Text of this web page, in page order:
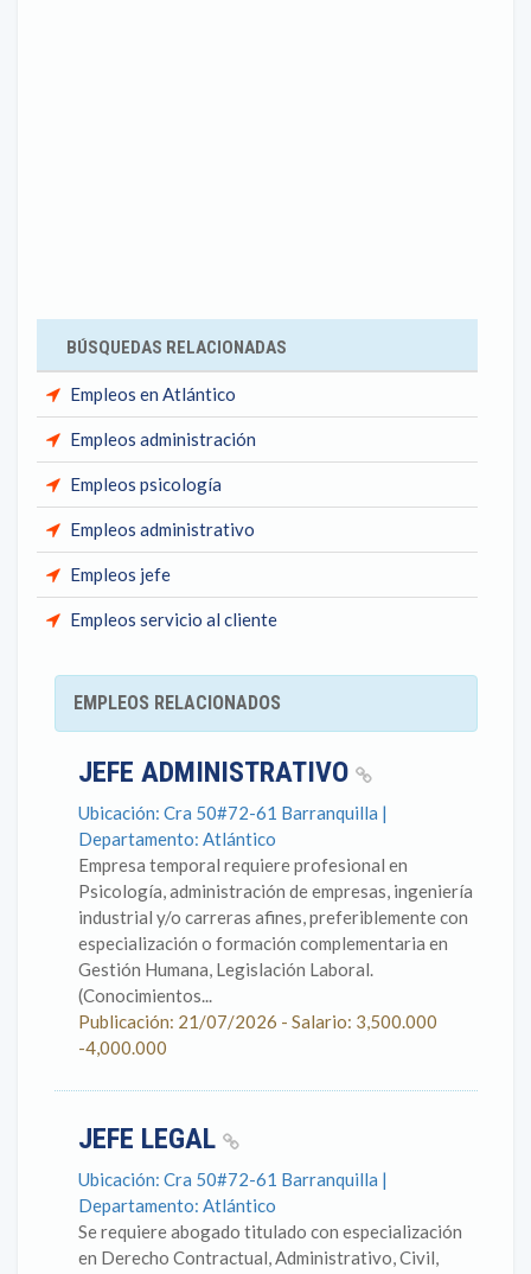
BÚSQUEDAS RELACIONADAS
Empleos en Atlántico
Empleos administración
Empleos psicología
Empleos administrativo
Empleos jefe
Empleos servicio al cliente
EMPLEOS RELACIONADOS
JEFE ADMINISTRATIVO
Ubicación: Cra 50#72-61 Barranquilla |
Departamento: Atlántico
Empresa temporal requiere profesional en
Psicología, administración de empresas, ingeniería
industrial y/o carreras afines, preferiblemente con
especialización o formación complementaria en
Gestión Humana, Legislación Laboral.
(Conocimientos...
Publicación: 21/07/2026 - Salario: 3,500.000
-4,000.000
JEFE LEGAL
Ubicación: Cra 50#72-61 Barranquilla |
Departamento: Atlántico
Se requiere abogado titulado con especialización
en Derecho Contractual, Administrativo, Civil,